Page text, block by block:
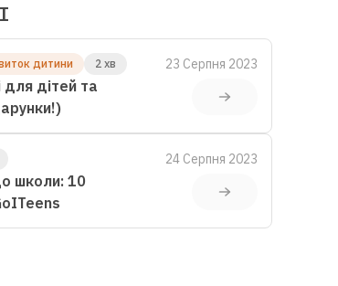
дитини 2 хв 23 Серпня 2023
для дітей та
24 Серпня 2023
школи: 10